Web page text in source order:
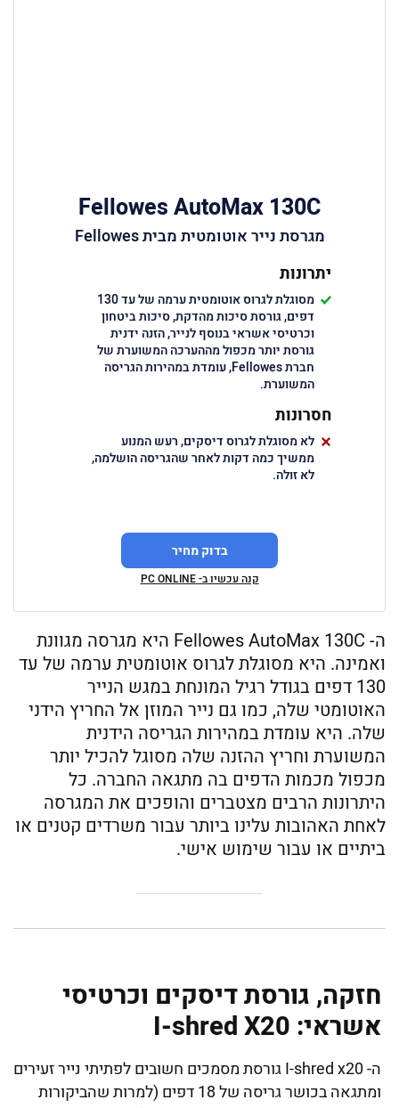
Fellowes AutoMax 130C
מגרסת נייר אוטומטית מבית Fellowes
יתרונות
מסוגלת לגרוס אוטומטית ערמה של עד 130
דפים, גורסת סיכות מהדקת, סיכות ביטחון
וכרטיסי אשראי בנוסף לנייר, הזנה ידנית
גורסת יותר מכפול מההערכה המשוערת של
חברת Fellowes, עומדת במהירות הגריסה
המשוערת.
חסרונות
לא מסוגלת לגרוס דיסקים, רעש המנוע
ממשיך כמה דקות לאחר שהגריסה הושלמה,
לא זולה.
בדוק מחיר
קנה עכשיו ב- PC ONLINE
ה- Fellowes AutoMax 130C היא מגרסה מגוונת
ואמינה. היא מסוגלת לגרוס אוטומטית ערמה של עד
130 דפים בגודל רגיל המונחת במגש הנייר
האוטומטי שלה, כמו גם נייר המוזן אל החריץ הידני
שלה. היא עומדת במהירות הגריסה הידנית
המשוערת וחריץ ההזנה שלה מסוגל להכיל יותר
מכפול מכמות הדפים בה מתגאה החברה. כל
היתרונות הרבים מצטברים והופכים את המגרסה
לאחת האהובות עלינו ביותר עבור משרדים קטנים או
ביתיים או עבור שימוש אישי.
חזקה, גורסת דיסקים וכרטיסי
אשראי: I-shred X20
ה- I-shred x20 גורסת מסמכים חשובים לפתיתי נייר זעירים
ומתגאה בכושר גריסה של 18 דפים (למרות שהביקורות